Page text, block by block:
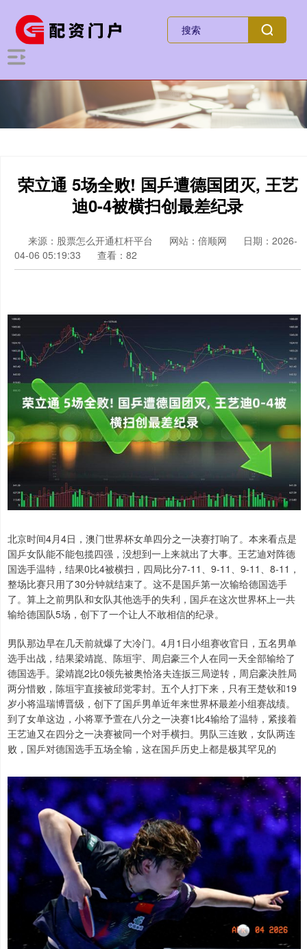
荣立通 5场全败! 国乒遭德国团灭, 王艺
迪0-4被横扫创最差纪录
来源：股票怎么开通杠杆平台 网站：倍顺网
日期：2026-
04-06 05:19:33
查看：82
北京时间4月4日，澳门世界杯女单四分之一决赛打响了。本来看点是
国乒女队能不能包揽四强，没想到一上来就出了大事。王艺迪对阵德
国选手温特，结果0比4被横扫，四局比分7-11、9-11、9-11、8-11，
整场比赛只用了30分钟就结束了。这不是国乒第一次输给德国选手
了。算上之前男队和女队其他选手的失利，国乒在这次世界杯上一共
输给德国队5场，创下了一个让人不敢相信的纪录。
男队那边早在几天前就爆了大冷门。4月1日小组赛收官日，五名男单
选手出战，结果梁靖崑、陈垣宇、周启豪三个人在同一天全部输给了
德国选手。梁靖崑2比0领先被奥恰洛夫连扳三局逆转，周启豪决胜局
两分惜败，陈垣宇直接被邱党零封。五个人打下来，只有王楚钦和19
岁小将温瑞博晋级，创下了国乒男单近年来世界杯最差小组赛战绩。
到了女单这边，小将覃予萱在八分之一决赛1比4输给了温特，紧接着
王艺迪又在四分之一决赛被同一个对手横扫。男队三连败，女队两连
败，国乒对德国选手五场全输，这在国乒历史上都是极其罕见的